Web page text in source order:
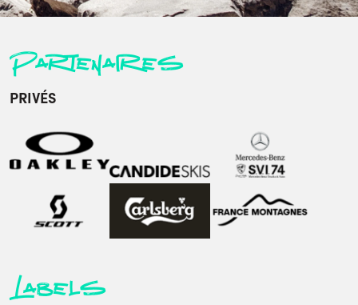
Partenaires
PRIVÉS
Labels